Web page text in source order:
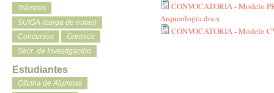
Trámites
SUIGA (carga de notas)
Concursos
Gremios
Secr. de Investigación
Estudiantes
Oficina de Alumnxs
CONVOCATORIA - Modelo
Arqueología.docx
CONVOCATORIA - Modelo